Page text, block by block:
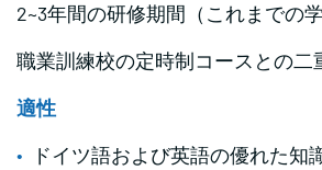
2~3年間の研修期間（これまでの
職業訓練校の定時制コースとの二
適性
ドイツ語および英語の優れた知識